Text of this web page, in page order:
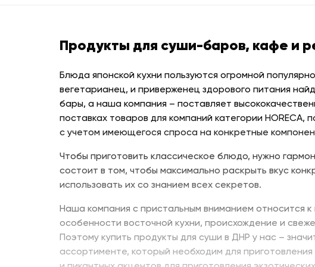
Продукты для суши-баров, кафе и
Блюда японской кухни пользуются огромной
вегетарианец, и приверженец здорового питания
бары, а наша компания – поставляет
поставках товаров для компаний категории
с учетом имеющегося спроса на конкретные
Чтобы приготовить классическое блюдо, нужно
состоит в том, чтобы максимально раскрыть вкус
использовать их со знанием всех секретов.
Наша компания с пристальным вниманием относится
особенности восточной кухни, происхождение и
Поэтому купить продукты для суши в ДНР у нас –
ассортименте, который необходим для